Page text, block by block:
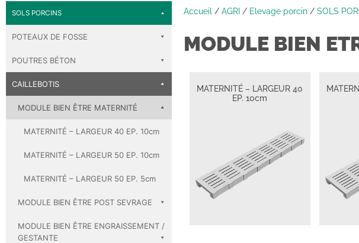
SOLS PORCINS
POTEAUX DE FOSSE
POUTRES BÉTON
CAILLEBOTIS
MODULE BIEN ÊTRE MATERNITÉ
MATERNITÉ – LARGEUR 40 EP. 10cm
MATERNITÉ – LARGEUR 50 EP. 10cm
MATERNITÉ – LARGEUR 50 EP. 5cm
MODULE BIEN ÊTRE POST SEVRAGE
MODULE BIEN ÊTRE ENGRAISSEMENT /
GESTANTE
Accueil / AGRI / Elevage porcin / SOLS
MODULE BIEN
MATERNITÉ – LARGEUR 40
EP. 10cm